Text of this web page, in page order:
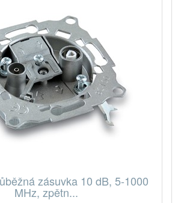
zásuvka 10 dB, 5-1000
MHz, zpětn...